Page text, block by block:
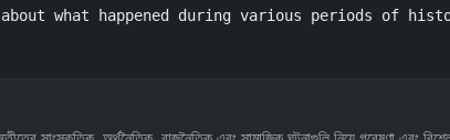
what happened during various periods of